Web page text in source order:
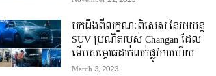
មកដឹងពីលក្ខណៈពិសេស នៃរថយន្ត
SUV ប្រណិតរបស់ Changan ដែល
ទើបសម្ភោធដាក់លក់ផ្លូវការហើយ
March 3, 2023